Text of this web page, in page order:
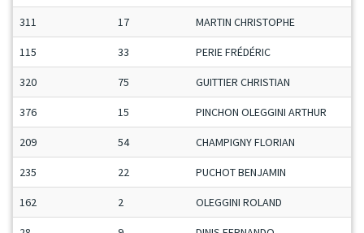
311 17 MARTIN CHRISTOPHE
115 33 PERIE FRÉDÉRIC
320 75 GUITTIER CHRISTIAN
376 15 PINCHON OLEGGINI ARTHUR
209 54 CHAMPIGNY FLORIAN
235 22 PUCHOT BENJAMIN
162 2 OLEGGINI ROLAND